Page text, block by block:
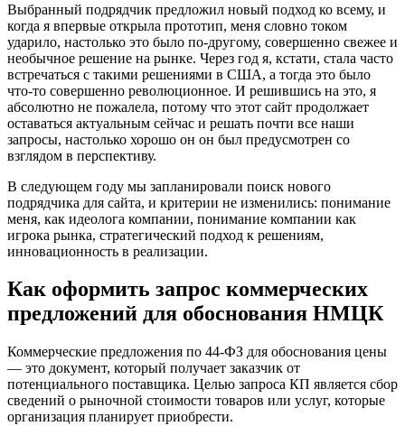
Выбранный подрядчик предложил новый подход ко всему, и
когда я впервые открыла прототип, меня словно током
ударило, настолько это было по-другому, совершенно свежее и
необычное решение на рынке. Через год я, кстати, стала часто
встречаться с такими решениями в США, а тогда это было
что-то совершенно революционное. И решившись на это, я
абсолютно не пожалела, потому что этот сайт продолжает
оставаться актуальным сейчас и решать почти все наши
запросы, настолько хорошо он он был предусмотрен со
взглядом в перспективу.
В следующем году мы запланировали поиск нового
подрядчика для сайта, и критерии не изменились: понимание
меня, как идеолога компании, понимание компании как
игрока рынка, стратегический подход к решениям,
инновационность в реализации.
Как оформить запрос коммерческих
предложений для обоснования НМЦК
Коммерческие предложения по 44-ФЗ для обоснования цены
— это документ, который получает заказчик от
потенциального поставщика. Целью запроса КП является сбор
сведений о рыночной стоимости товаров или услуг, которые
организация планирует приобрести.